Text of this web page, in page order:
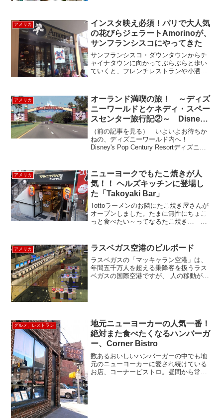
Exchange, Anne Klein, ...
アメリカ
インスタ映え必須！パリで大人気
の花びらジェラートAmorinoが、
サンフランシスコにやってきた
サンフランシスコ・ダウンタウンからチ
ャイナタウンに向かってぶらぶらと歩い
ていくと、フレンチレストランや小洒落
に新しく登場した、パリ生まれの可愛ら
しいジェラート屋さん A...
アメリカ
オーランド満喫の旅！ ～ディズ
ニーワールドとケネディ・スペー
スセンター旅行記②～ Disney’s
Pop Century Resort
（前の記事を見る） いよいよお待ちか
ねの、ディズニーワールド内へ！
Disney's Pop Century Resortディズニー
な雰囲気でした。事前にウェブサイトで
い...
アメリカ
ニューヨークでもたこ焼きが人
気！！ ヘルズキッチンに登場し
た「Takoyaki Bar」
Tottoラーメンのお隣にたこ焼き屋さんが
オープンしました。たまに無性にちょこ
っと食べたい～ってなるたこ焼き… 日
しいですね～！壁には写真つきのメニュ
ー定番のソースたこ...
アメリカ ラスベガス空港のビルボード
ラスベガスの「マッキャラン空港」は、
年間五千万人を超える乗降客を扱うラス
ベガスの国際空港ですが、 人の移動が規
グルメ、レストラン
地元ニューヨーカーの人気一番！
絶対また食べたくなるハンバーガ
ー、Corner Bistro
数あるおいしいハンバーガーの中でも地
元のニューヨーカーに愛され続けている
お店、コーナービストロ。昼間から常連